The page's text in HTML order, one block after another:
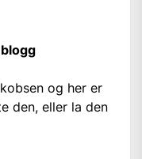
og her er
den, eller la den